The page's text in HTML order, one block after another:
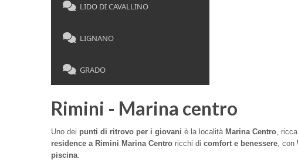
LIDO DI CAVALLINO
LIGNANO
GRADO
Rimini - Marina centro
Uno dei punti di ritrovo per i giovani è la località Marina Centro ,
residence a Rimini Marina Centro ricchi di comfort e benessere , con
piscina